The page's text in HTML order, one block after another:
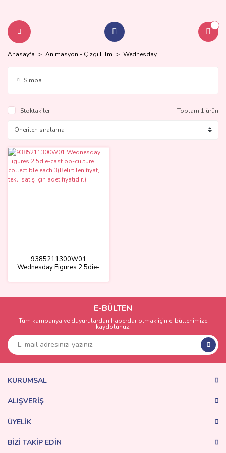
Anasayfa Animasyon - Çizgi Film Wednesday
Simba
Stoktakiler Toplam 1 ürün
9385211300W01
Wednesday Figures 2 5die-
each 3(Belirtilen fiyat, tekli
E-BÜLTEN
Tüm kampanya ve duyurulardan haberdar olmak için e-bültenimize
kaydolunuz.
KURUMSAL
ALIŞVERİŞ
ÜYELİK
BİZİ TAKİP EDİN